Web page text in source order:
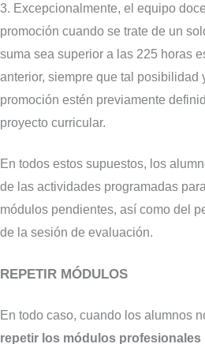
3. Excepcionalmente, el equipo
promoción cuando se trate de un
suma sea superior a las 225 horas
anterior, siempre que tal posibilidad
promoción estén previamente
proyecto curricular.
En todos estos supuestos, los
de las actividades programadas
módulos pendientes, así como del
de la sesión de evaluación.
REPETIR MÓDULOS
En todo caso, cuando los alumnos
repetir los módulos